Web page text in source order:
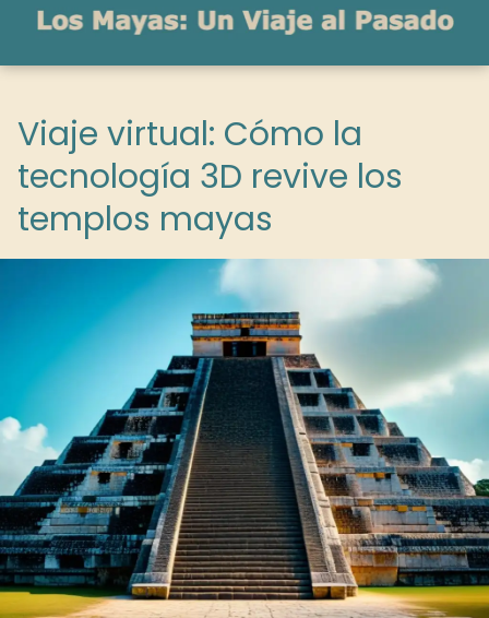
Viaje virtual: Cómo la
tecnología 3D revive los
templos mayas